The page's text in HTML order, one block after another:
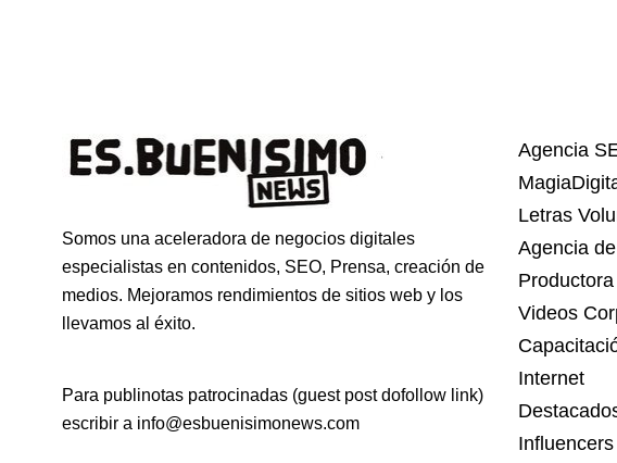
Somos una aceleradora de negocios digitales
especialistas en contenidos, SEO, Prensa, creación de
medios. Mejoramos rendimientos de sitios web y los
llevamos al éxito.
Para publinotas patrocinadas (guest post dofollow link)
escribir a info@esbuenisimonews.com
Agencia
Letras
Agencia
Videos
Internet
Influencers